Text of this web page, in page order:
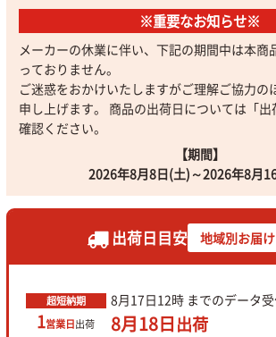
※重要なお知らせ※
メーカーの休業に伴い、下記の期間中は本商
っておりません。
ご迷惑をおかけいたしますがご理解ご協力の
申し上げます。 商品の出荷日については「
確認ください。
【期間】
2026年8月8日(土)～2026年8月
出荷日目安 地域別お届
超短納期
1営業日出荷
8月17日12時までのデータ受
8月18日出荷